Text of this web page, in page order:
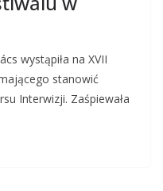
wystąpiła na XVII
stanowić
Interwizji. Zaśpiewała